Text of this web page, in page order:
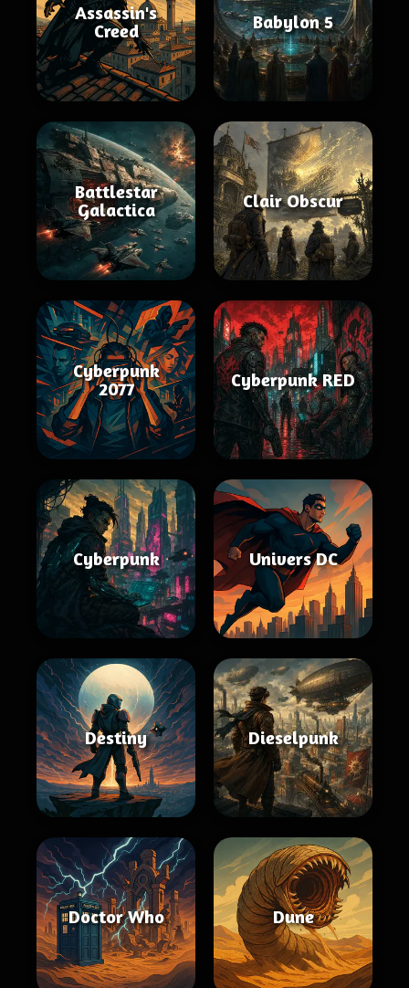
Assassin's
Creed
Babylon 5
Battlestar
Galactica
Clair Obscur
Cyberpunk
2077
Cyberpunk RED
Cyberpunk Univers DC
Destiny Dieselpunk
Doctor Who Dune